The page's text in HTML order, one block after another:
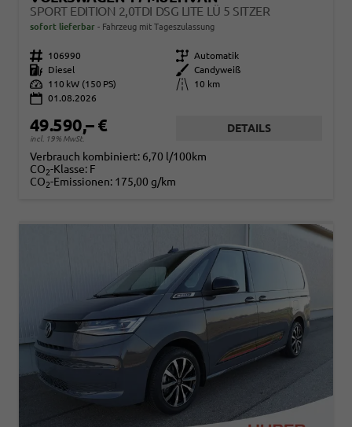
SPORT EDITION 2,0TDI DSG LITE LÜ 5 SITZER
sofort lieferbar Fahrzeug mit Tageszulassung
Fahrzeugnr. 106990 Getriebe Automatik
Kraftstoff
Diesel Außenfarbe
Candyweiß
Leistung
110 kW (150 PS) Kilometerstand
10 km
01.08.2026
49.590,– €
incl. 19% MwSt.
DETAILS
Verbrauch kombiniert: 6,70 l/100km
CO2-Klasse: F
CO2-Emissionen: 175,00 g/km